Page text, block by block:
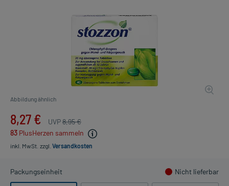
Abbildung ähnlich
8,27 € UVP8,95 €
83 PlusHerzen sammeln
inkl. MwSt. zzgl. Versandkosten
Packungseinheit Nicht lieferbar